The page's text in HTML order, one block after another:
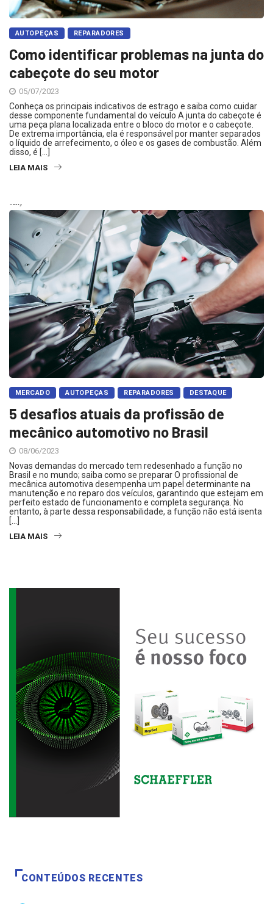
AUTOPEÇAS REPARADORES
Como identificar problemas na junta do
cabeçote do seu motor
05/07/2023
Conheça os principais indicativos de estrago e saiba como cuidar
desse componente fundamental do veículo A junta do cabeçote é
uma peça plana localizada entre o bloco do motor e o cabeçote.
De extrema importância, ela é responsável por manter separados
o líquido de arrefecimento, o óleo e os gases de combustão. Além
disso, é […]
LEIA MAIS
Sticky
MERCADO AUTOPEÇAS REPARADORES DESTAQUE
5 desafios atuais da profissão de
mecânico automotivo no Brasil
08/06/2023
Novas demandas do mercado tem redesenhado a função no
Brasil e no mundo; saiba como se preparar O profissional de
mecânica automotiva desempenha um papel determinante na
manutenção e no reparo dos veículos, garantindo que estejam em
perfeito estado de funcionamento e completa segurança. No
entanto, à parte dessa responsabilidade, a função não está isenta
[…]
LEIA MAIS
CONTEÚDOS RECENTES